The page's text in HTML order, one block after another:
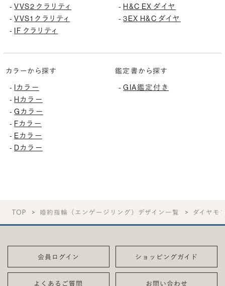
-VVS2 クラリティ
-VVS1 クラリティ
- IF クラリティ
- H&C EX ダイヤ
-3EX H&C ダイヤ
カラーから探す
- Iカラー
- Hカラー
-Gカラー
- Fカラー
- Eカラー
- Dカラー
鑑定書から探す
-GIA鑑定付き
TOP 婚約指輪（エンゲージリング）デザイン一覧 ダイヤモ
会員ログイン ショッピングガイド
よくあるご質問 お問い合わせ